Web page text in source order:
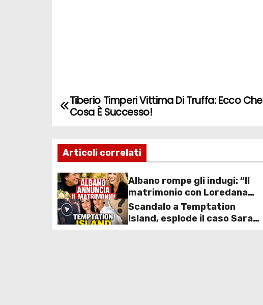
N
v
i
g
a
Tiberio Timperi Vittima Di Truffa: Ecco Che
Cosa È Successo!
Articoli correlati
Albano rompe gli indugi: “Il
matrimonio con Loredana
Lecciso arriva”, la svolta
dopo anni insieme
Scandalo a Temptation
Island, esplode il caso Sara